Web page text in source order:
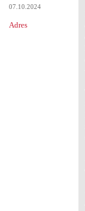
07.10.2024
Adres